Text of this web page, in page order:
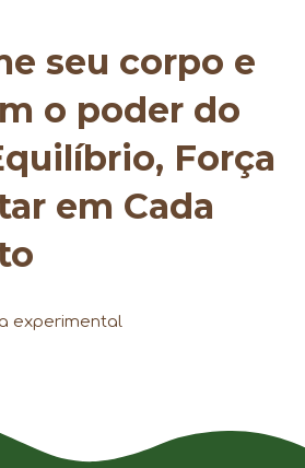
seu corpo e
o poder do
Força
em Cada
experimental